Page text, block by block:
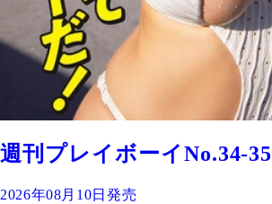
週刊プレイボーイNo.34-35
2026年08月10日発売